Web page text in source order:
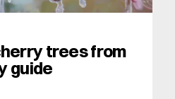
trees from
guide